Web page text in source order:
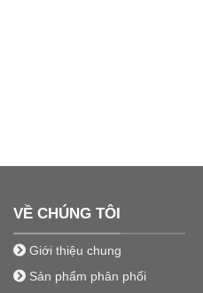
VỀ CHÚNG TÔI
Giới thiệu chung
Sản phẩm phân phối